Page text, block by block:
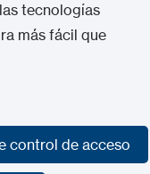
tecnologías
más fácil que
control de acceso